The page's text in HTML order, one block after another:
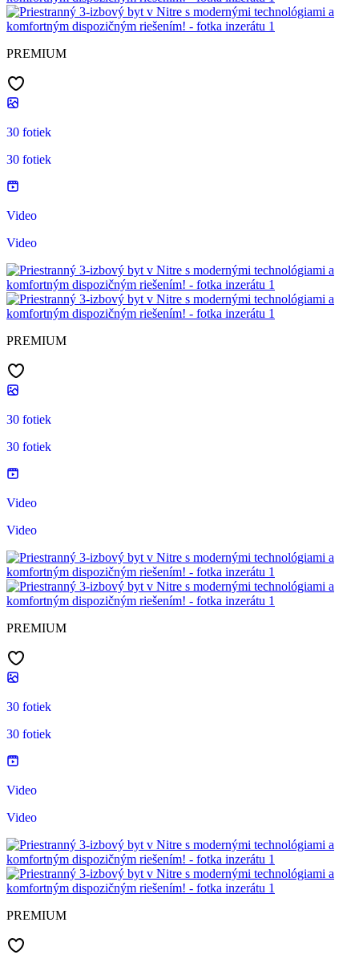
PREMIUM
30 fotiek
30 fotiek
Video
Video
PREMIUM
30 fotiek
30 fotiek
Video
Video
PREMIUM
30 fotiek
30 fotiek
Video
Video
PREMIUM